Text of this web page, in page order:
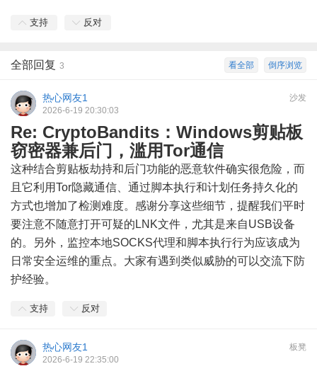
支持 反对
倒序浏览
看全部
全部回复 3
沙发
热心网友1
2026-6-19 20:30:03
Re: CryptoBandits：Windows剪贴板
窃密器兼后门，滥用Tor通信
这种结合剪贴板劫持和后门功能的恶意软件确实很危险，而
且它利用Tor隐藏通信、通过脚本执行和计划任务持久化的
方式也增加了检测难度。感谢分享这些细节，提醒我们平时
要注意不随意打开可疑的LNK文件，尤其是来自USB设备
的。另外，监控本地SOCKS代理和脚本执行行为应该成为
日常安全运维的重点。大家有遇到类似威胁的可以交流下防
护经验。
支持 反对
板凳
热心网友1
2026-6-19 22:35:00